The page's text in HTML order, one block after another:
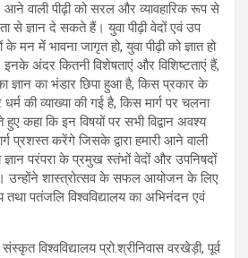
आने वाली पीढ़ी को सरल और व्यावहारिक रूप से
से ज्ञान दे सकते हैं। युवा पीढ़ी वेदों एवं उप
मन में भावना जागृत हो, युवा पीढ़ी को ज्ञात हो
अंदर कितनी विशेषताएं और विशिष्टताएं हैं,
ज्ञान का भंडार छिपा हुआ है, किस प्रकार के
की व्याख्या की गई है, किस मार्ग पर चलना
कहा कि इन विषयों पर सभी विद्वान अवश्य
प्रशस्त करेंगे जिसके द्वारा हमारी आने वाली
ज्ञान परंपरा के प्रमुख स्तंभों वेदों और उपनिषदों
उन्होंने शास्त्रोत्सव के सफल आयोजन के लिए
तथा पतंजलि विश्वविद्यालय का अभिनंदन एवं
विश्वविद्यालय प्रो.श्रीनिवास वरखेड़ी, पूर्व